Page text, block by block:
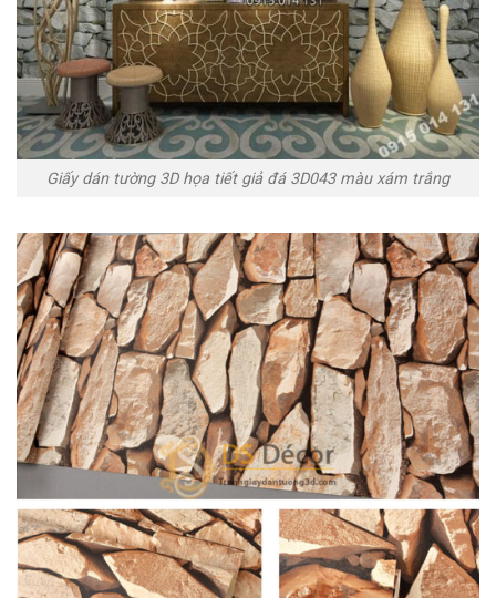
Giấy dán tường 3D họa tiết giả đá 3D043 màu xám trắng